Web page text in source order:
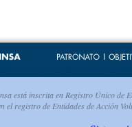
está inscrita en Registro Único de
el registro de Entidades de Acción